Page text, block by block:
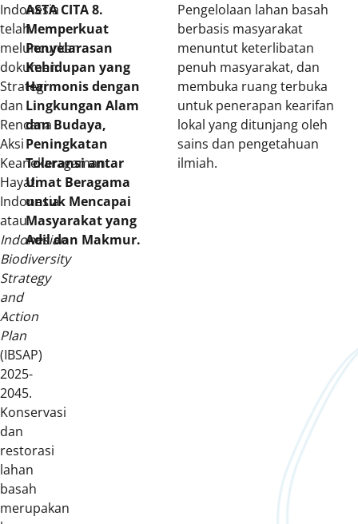
Indonesia
telah
meluncurkan
dokumen
Strategi
dan
Rencana
Aksi
Keanekaragaman
Hayati
Indonesia
atau
Indonesian
Biodiversity
Strategy
and
Action
Plan
(IBSAP)
2025-
2045.
Konservasi
dan
restorasi
lahan
basah
merupakan
ASTA CITA 8.
Memperkuat
Penyelarasan
Kehidupan yang
Harmonis dengan
Lingkungan Alam
dan Budaya,
Peningkatan
Toleransi antar
Umat Beragama
untuk Mencapai
Masyarakat yang
Adil dan Makmur.
Pengelolaan lahan basah
berbasis masyarakat
menuntut keterlibatan
penuh masyarakat, dan
membuka ruang terbuka
untuk penerapan kearifan
lokal yang ditunjang oleh
sains dan pengetahuan
ilmiah.